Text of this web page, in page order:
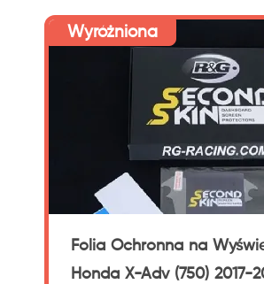
Wyróżniona
Folia Ochronna na
Honda X-Adv (750) 2017-